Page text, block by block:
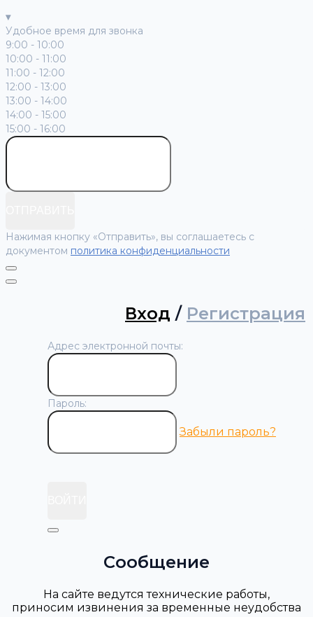
▾
Удобное время для звонка
9:00 - 10:00
10:00 - 11:00
11:00 - 12:00
12:00 - 13:00
13:00 - 14:00
14:00 - 15:00
15:00 - 16:00
Нажимая кнопку «Отправить», вы соглашаетесь с
документом политика конфиденциальности
Вход / Регистрация
Адрес электронной почты:
Пароль:
Забыли пароль?
Сообщение
На сайте ведутся технические работы,
приносим извинения за временные неудобства